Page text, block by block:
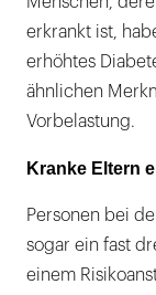
erkrankt ist,
erhöhtes
ähnlichen
Vorbelastung.
Kranke Eltern
Personen bei
sogar ein fast
einem